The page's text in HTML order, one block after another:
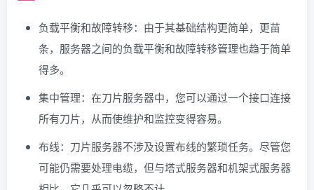
负载平衡和故障转移：由于其基础结构更简单，更苗
条，服务器之间的负载平衡和故障转移管理也趋于简单
得多。
集中管理：在刀片服务器中，您可以通过一个接口连接
所有刀片，从而使维护和监控变得容易。
布线：刀片服务器不涉及设置布线的繁琐任务。尽管您
可能仍需要处理电缆，但与塔式服务器和机架式服务器